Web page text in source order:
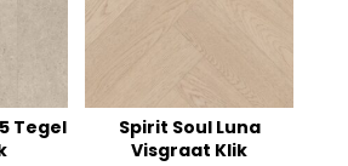
Tegel
Spirit Soul Luna
Visgraat Klik